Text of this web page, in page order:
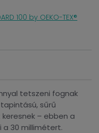
100 by OEKO-TEX®
tetszeni fognak
sűrű
– ebben a
a 30 millimétert.